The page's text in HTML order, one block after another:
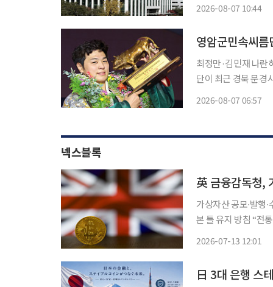
2026-08-07 10:44
영암군민속씨
최정만·김민재 나란히
단이 최근 경북 문경
2026-08-07 06:57
넥스블록
英 금융감독청,
가상자산 공모∙발행
본 틀 유지 방침 “전
2026-07-13 12:01
日 3대 은행 스